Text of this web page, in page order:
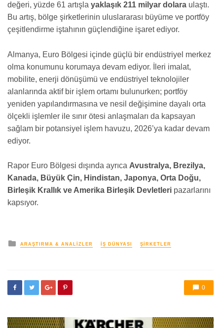
değeri, yüzde 61 artışla yaklaşık 211 milyar dolara ulaştı.
Bu artış, bölge şirketlerinin uluslararası büyüme ve portföy
çeşitlendirme iştahının güçlendiğine işaret ediyor.
Almanya, Euro Bölgesi içinde güçlü bir endüstriyel merkez
olma konumunu korumaya devam ediyor. İleri imalat,
mobilite, enerji dönüşümü ve endüstriyel teknolojiler
alanlarında aktif bir işlem ortamı bulunurken; portföy
yeniden yapılandırmasına ve nesil değişimine dayalı orta
ölçekli işlemler ile sınır ötesi anlaşmaları da kapsayan
sağlam bir potansiyel işlem havuzu, 2026’ya kadar devam
ediyor.
Rapor Euro Bölgesi dışında ayrıca Avustralya, Brezilya,
Kanada, Büyük Çin, Hindistan, Japonya, Orta Doğu,
Birleşik Krallık ve Amerika Birleşik Devletleri pazarlarını
kapsıyor.
yayınlanan
ARAŞTIRMA & ANALIZLER İŞ DÜNYASI ŞIRKETLER
0